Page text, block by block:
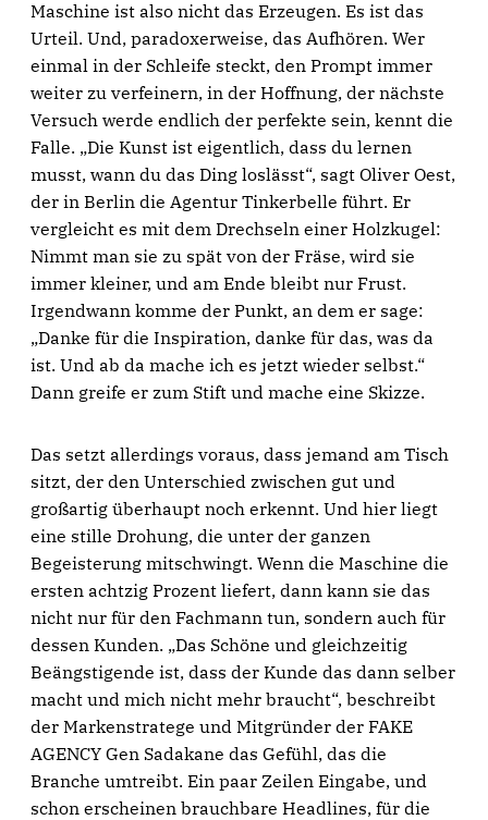
Maschine ist also nicht das Erzeugen. Es ist das
Urteil. Und, paradoxerweise, das Aufhören. Wer
einmal in der Schleife steckt, den Prompt immer
weiter zu verfeinern, in der Hoffnung, der nächste
Versuch werde endlich der perfekte sein, kennt die
Falle. „Die Kunst ist eigentlich, dass du lernen
musst, wann du das Ding loslässt“, sagt Oliver Oest,
der in Berlin die Agentur Tinkerbelle führt. Er
vergleicht es mit dem Drechseln einer Holzkugel:
Nimmt man sie zu spät von der Fräse, wird sie
immer kleiner, und am Ende bleibt nur Frust.
Irgendwann komme der Punkt, an dem er sage:
„Danke für die Inspiration, danke für das, was da
ist. Und ab da mache ich es jetzt wieder selbst.“
Dann greife er zum Stift und mache eine Skizze.
Das setzt allerdings voraus, dass jemand am Tisch
sitzt, der den Unterschied zwischen gut und
großartig überhaupt noch erkennt. Und hier liegt
eine stille Drohung, die unter der ganzen
Begeisterung mitschwingt. Wenn die Maschine die
ersten achtzig Prozent liefert, dann kann sie das
nicht nur für den Fachmann tun, sondern auch für
dessen Kunden. „Das Schöne und gleichzeitig
Beängstigende ist, dass der Kunde das dann selber
macht und mich nicht mehr braucht“, beschreibt
der Markenstratege und Mitgründer der FAKE
AGENCY Gen Sadakane das Gefühl, das die
Branche umtreibt. Ein paar Zeilen Eingabe, und
schon erscheinen brauchbare Headlines, für die